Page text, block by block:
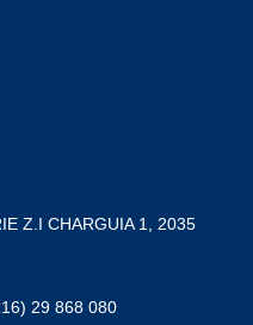
Z.I CHARGUIA 1, 2035
29 868 080